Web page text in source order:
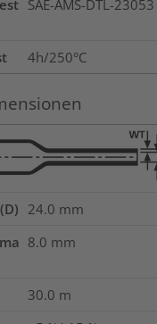
SAE-AMS-DTL-23053
4h/250°C
24.0 mm
8.0 mm
30.0 m